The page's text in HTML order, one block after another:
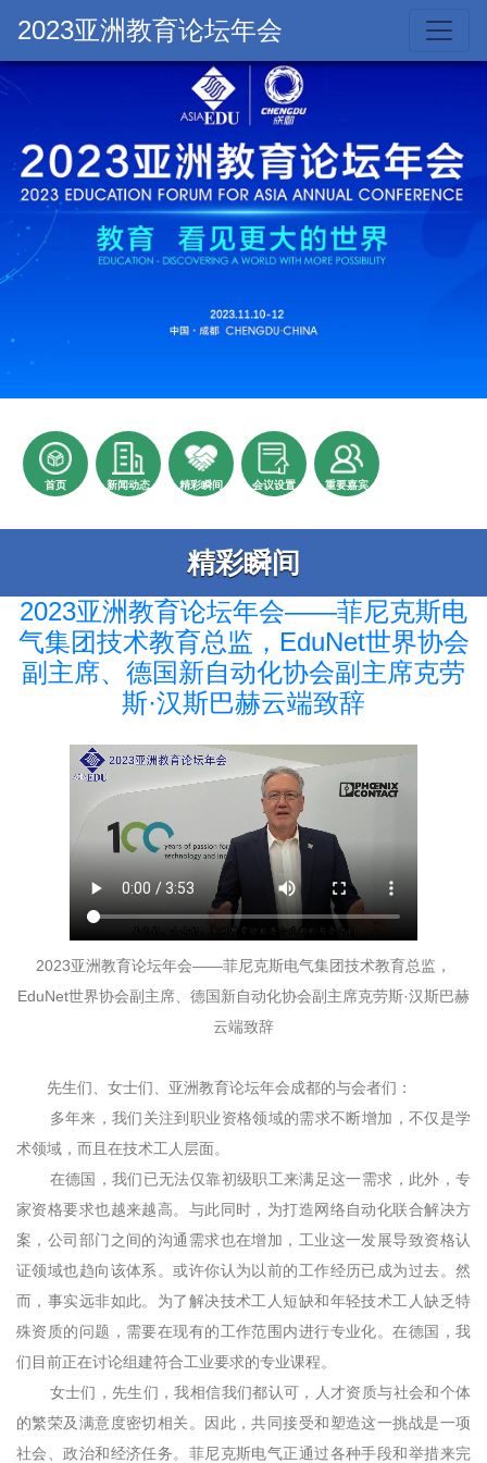
2023亚洲教育论坛年会
首页 新闻动态 精彩瞬间 会议设置 重要嘉宾
精彩瞬间
2023亚洲教育论坛年会——菲尼克斯电
气集团技术教育总监，EduNet世界协会
副主席、德国新自动化协会副主席克劳
斯·汉斯巴赫云端致辞
2023亚洲教育论坛年会——菲尼克斯电气集团技术教育总监，
EduNet世界协会副主席、德国新自动化协会副主席克劳斯·汉斯巴赫
云端致辞
先生们、女士们、亚洲教育论坛年会成都的与会者们：
多年来，我们关注到职业资格领域的需求不断增加，不仅是学
术领域，而且在技术工人层面。
在德国，我们已无法仅靠初级职工来满足这一需求，此外，专
家资格要求也越来越高。与此同时，为打造网络自动化联合解决方
案，公司部门之间的沟通需求也在增加，工业这一发展导致资格认
证领域也趋向该体系。或许你认为以前的工作经历已成为过去。然
而，事实远非如此。为了解决技术工人短缺和年轻技术工人缺乏特
殊资质的问题，需要在现有的工作范围内进行专业化。在德国，我
们目前正在讨论组建符合工业要求的专业课程。
女士们，先生们，我相信我们都认可，人才资质与社会和个体
的繁荣及满意度密切相关。因此，共同接受和塑造这一挑战是一项
社会、政治和经济任务。菲尼克斯电气正通过各种手段和举措来完